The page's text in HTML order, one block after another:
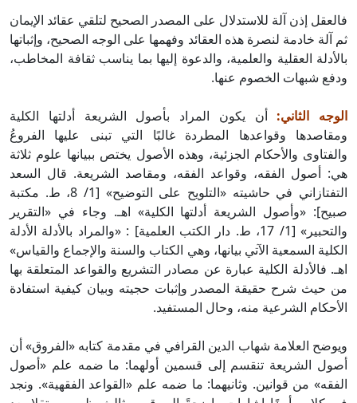
فالعقل إذن آلة للاستدلال على المصدر الصحيح لتلقي عقائد الإيمان
ثم آلة خادمة لنصرة هذه العقائد وفهمها على الوجه الصحيح، وإثباتها
بالأدلة العقلية والعلمية، والدعوة إليها بما يناسب ثقافة المخاطب،
ودفع شبهات الخصوم عنها.
الوجه الثاني: أن يكون المراد بأصول الشريعة أدلتها الكلية
ومقاصدها وقواعدها المطردة غالبًا التي تبنى عليها الفروعُ
والفتاوى والأحكام الجزئية، وهذه الأصول يختص ببيانها علوم ثلاثة
هي: أصول الفقه، وقواعد الفقه، ومقاصد الشريعة. قال السعد
التفتازاني في حاشيته «التلويح على التوضيح» [1/ 8، ط. مكتبة
صبيح]: «وأصول الشريعة أدلتها الكلية» اهـ. وجاء في «التقرير
والتحبير» [1/ 17، ط. دار الكتب العلمية] : «والمراد بالأدلة الأدلة
الكلية السمعية الآتي بيانها، وهي الكتاب والسنة والإجماع والقياس»
اهـ. فالأدلة الكلية عبارة عن مصادر التشريع والقواعد المتعلقة بها
من حيث شرح حقيقة المصدر وإثبات حجيته وبيان كيفية استفادة
الأحكام الشرعية منه، وحال المستفيد.
ويوضح العلامة شهاب الدين القرافي في مقدمة كتابه «الفروق» أن
أصول الشريعة تنقسم إلى قسمين أولهما: ما ضمه علم «أصول
الفقه» من قوانين. وثانيهما: ما ضمه علم «القواعد الفقهية». ونجد